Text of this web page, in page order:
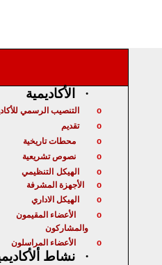
· الأكاديمية
o التنصيب الرسمي
o تقديم
o محطات تاريخية
o نصوص تشريعية
o الهيكل التنظيمي
o الأجهزة المشرفة
o الهيكل الاداري
o
الأعضاء المقيمون
والمشاركون
o الأعضاء المراسلون
· نشاط